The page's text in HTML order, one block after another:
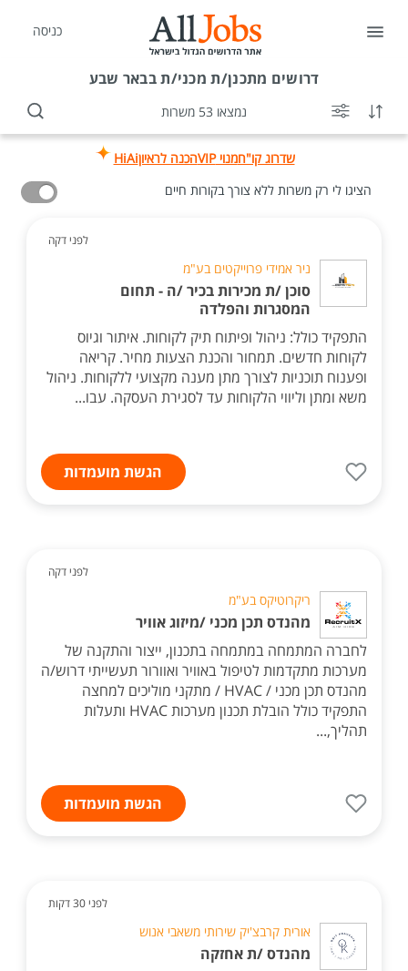
כניסה
דרושים מתכנן/ת מכני/ת בבאר שבע
נמצאו 53 משרות
שדרוג קו"חמנוי VIP הכנה לראיוןHiAi
הציגו לי רק משרות ללא צורך בקורות חיים
לפני דקה
ניר אמידי פרוייקטים בע"מ
סוכן /ת מכירות בכיר /ה - תחום
המסגרות והפלדה
התפקיד כולל: ניהול ופיתוח תיק לקוחות. איתור וגיוס
לקוחות חדשים. תמחור והכנת הצעות מחיר. קריאה
ופענוח תוכניות לצורך מתן מענה מקצועי ללקוחות. ניהול
משא ומתן וליווי הלקוחות עד לסגירת העסקה. עבו...
הגשת מועמדות
לפני דקה
ריקרוטיקס בע"מ
מהנדס תכן מכני /מיזוג אוויר
לחברה המתמחה במתמחה בתכנון, ייצור והתקנה של
מערכות מתקדמות לטיפול באוויר ואוורור תעשייתי דרוש/ה
מהנדס תכן מכני / HVAC / מתקני מוליכים למחצה
התפקיד כולל הובלת תכנון מערכות HVAC ותעלות
תהליך,...
הגשת מועמדות
לפני 30 דקות
אורית קרבצ'יק שירותי משאבי אנוש
מהנדס /ת אחזקה